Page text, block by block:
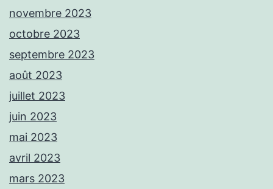
novembre 2023
octobre 2023
septembre 2023
août 2023
juillet 2023
juin 2023
mai 2023
avril 2023
mars 2023